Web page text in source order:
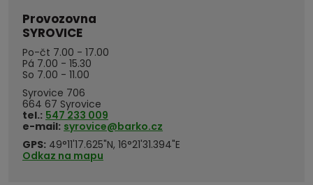
Provozovna
SYROVICE
Po-čt 7.00 - 17.00
Pá 7.00 - 15.30
So 7.00 - 11.00
Syrovice 706
664 67 Syrovice
tel.: 547 233 009
e-mail: syrovice@barko.cz
GPS: 49°11'17.625"N, 16°21'31.394"E
Odkaz na mapu